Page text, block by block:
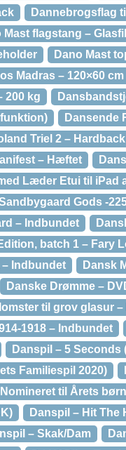
Dannebrogsflag
Mast flagstang –
Dano Mast
Madras – 120×60 cm
200 kg
Dansende
Triel 2 – Hardback
– Hæftet
Læder Etui til iPad
Gods -
– Indbundet
batch 1 – Fary
Indbundet
Dansk
Danske Drømme –
til grov glasur
1918 – Indbundet
Danspil – 5 Seconds
Familiespil 2020)
til Årets
Danspil – Hit The
– Skak/Dam